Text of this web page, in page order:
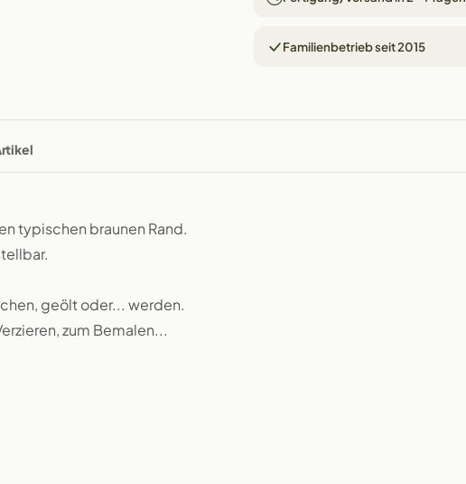
Familienbetrieb seit 2015
typischen braunen Rand.
geölt oder... werden.
zum Bemalen...